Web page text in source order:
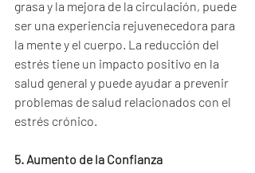
grasa y la mejora de la circulación, puede
ser una experiencia rejuvenecedora para
la mente y el cuerpo. La reducción del
estrés tiene un impacto positivo en la
salud general y puede ayudar a prevenir
problemas de salud relacionados con el
estrés crónico.
5. Aumento de la Confianza